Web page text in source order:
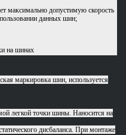
максимально допустимую скорость
данных шин;
маркировка шин, используется
легкой точки шины. Наносится на
дисбаланса. При монтаже